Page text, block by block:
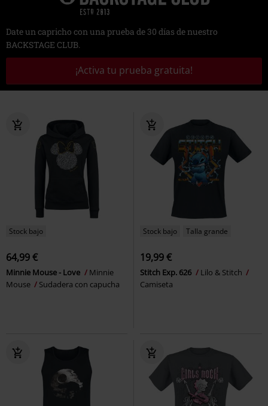
Date un capricho con una prueba de 30 días de nuestro
BACKSTAGE CLUB.
¡Activa tu prueba gratuita!
Stock bajo
64,99 €
Minnie Mouse - Love
Minnie
Mouse
Sudadera con capucha
Stock bajo Talla grande
19,99 €
Stitch Exp. 626
Lilo & Stitch
Camiseta